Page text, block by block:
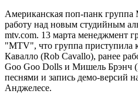
Американская поп-панк группа
работу над новым студийным
mtv.com. 13 марта менеджмент
"MTV", что группа приступила
Кавалло (Rob Cavallo), ранее
Goo Goo Dolls и Мишель Брэнч
песнями и запись демо-версий
Анджелесе.